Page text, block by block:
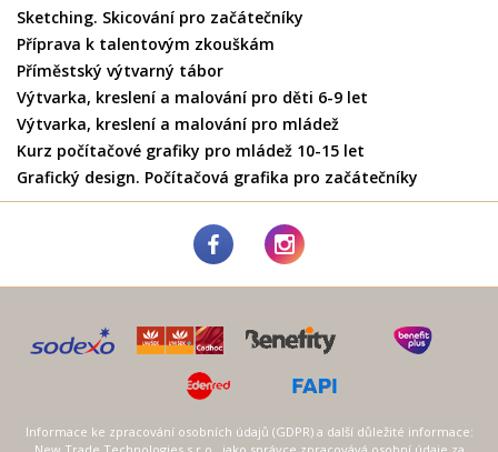
Sketching. Skicování pro začátečníky
Příprava k talentovým zkouškám
Příměstský výtvarný tábor
Výtvarka, kreslení a malování pro děti 6-9 let
Výtvarka, kreslení a malování pro mládež
Kurz počítačové grafiky pro mládež 10-15 let
Grafický design. Počítačová grafika pro začátečníky
Informace ke zpracování osobních údajů (GDPR) a další důležité informace: